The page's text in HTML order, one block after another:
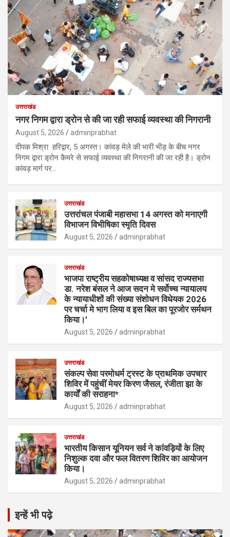
उत्तराखंड
नगर निगम द्वारा ड्रोन से की जा रही सफाई व्यवस्था की निगरानी
August 5, 2026 adminprabhat
दीपक मिश्रा हरिद्वार, 5 अगस्त। कांवड़ मेले की भारी भीड़ के बीच नगर
निगम द्वारा ड्रोन कैमरे से सफाई व्यवस्था की निगरानी की जा रही है। ड्रोन
कांवड़ मार्ग पर…
उत्तराखंड
उत्तरांचल पंजाबी महासभा 14 अगस्त को मनाएगी
विभाजन विभीषिका स्मृति दिवस
August 5, 2026 adminprabhat
उत्तराखंड
भाजपा राष्ट्रीय सहकोषाध्यक्ष व सांसद राज्यसभा
डा. नरेश बंसल ने आज सदन मे सर्वोच्च न्यायालय
के न्यायाधीशों की संख्या संशोधन विधेयक 2026
पर चर्चा मे भाग लिया व इस बिल का पूरजोर सर्मथन
किया।’
August 5, 2026 adminprabhat
उत्तराखंड
संकल्प सेवा परमोधर्म ट्रस्ट के प्राथमिक उपचार
शिविर में पहुंचीं मेयर किरण जैसल, रंजीता झा के
कार्यों की सराहना*
August 5, 2026 adminprabhat
उत्तराखंड
भारतीय किसान यूनियन सर्व ने कांवड़ियों के लिए
निशुल्क दवा और फल वितरण शिविर का आयोजन
किया।
August 5, 2026 adminprabhat
इन्हें भी पढ़े